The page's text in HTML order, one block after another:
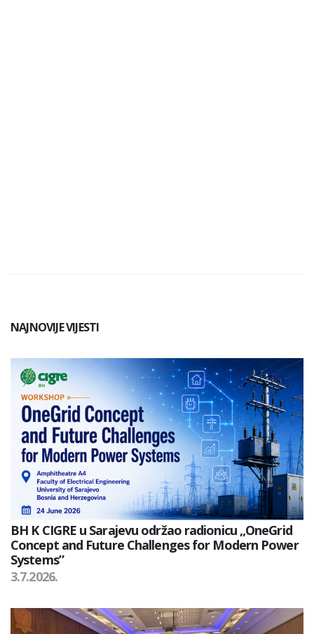
NAJNOVIJE VIJESTI
BH K CIGRE u Sarajevu održao radionicu „OneGrid
Concept and Future Challenges for Modern Power
Systems”
3.7.2026.